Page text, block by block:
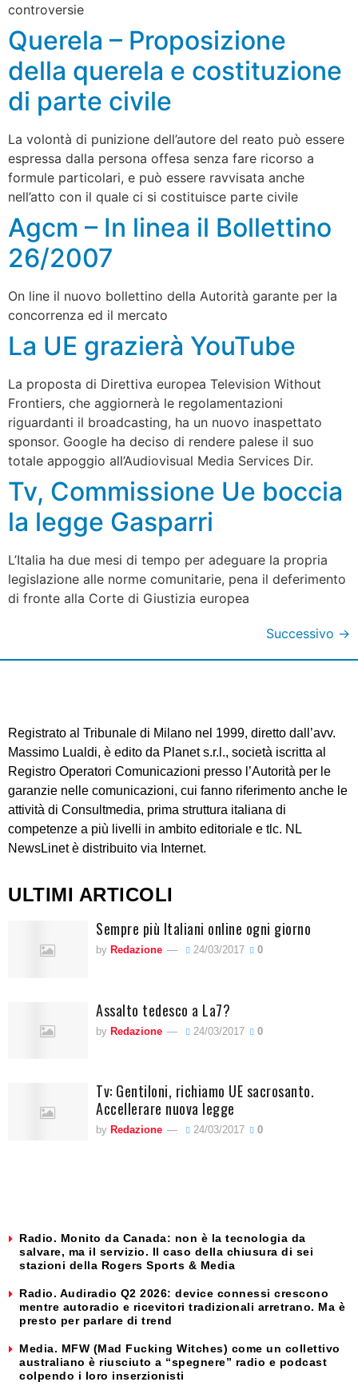
controversie
Querela – Proposizione
della querela e costituzione
di parte civile
La volontà di punizione dell’autore del reato può essere
espressa dalla persona offesa senza fare ricorso a
formule particolari, e può essere ravvisata anche
nell’atto con il quale ci si costituisce parte civile
Agcm – In linea il Bollettino
26/2007
On line il nuovo bollettino della Autorità garante per la
concorrenza ed il mercato
La UE grazierà YouTube
La proposta di Direttiva europea Television Without
Frontiers, che aggiornerà le regolamentazioni
riguardanti il broadcasting, ha un nuovo inaspettato
sponsor. Google ha deciso di rendere palese il suo
totale appoggio all’Audiovisual Media Services Dir.
Tv, Commissione Ue boccia
la legge Gasparri
L’Italia ha due mesi di tempo per adeguare la propria
legislazione alle norme comunitarie, pena il deferimento
di fronte alla Corte di Giustizia europea
Successivo →
Registrato al Tribunale di Milano nel 1999, diretto dall’avv.
Massimo Lualdi, è edito da Planet s.r.l., società iscritta al
Registro Operatori Comunicazioni presso l’Autorità per le
garanzie nelle comunicazioni, cui fanno riferimento anche le
attività di Consultmedia, prima struttura italiana di
competenze a più livelli in ambito editoriale e tlc. NL
NewsLinet è distribuito via Internet.
ULTIMI ARTICOLI
Sempre più Italiani online ogni giorno
by Redazione 24/03/2017 0
Assalto tedesco a La7?
by Redazione 24/03/2017 0
Tv: Gentiloni, richiamo UE sacrosanto.
Accellerare nuova legge
by Redazione 24/03/2017 0
Radio. Monito da Canada: non è la tecnologia da
salvare, ma il servizio. Il caso della chiusura di sei
stazioni della Rogers Sports & Media
Radio. Audiradio Q2 2026: device connessi crescono
mentre autoradio e ricevitori tradizionali arretrano. Ma è
presto per parlare di trend
Media. MFW (Mad Fucking Witches) come un collettivo
australiano è riusciuto a “spegnere” radio e podcast
colpendo i loro inserzionisti